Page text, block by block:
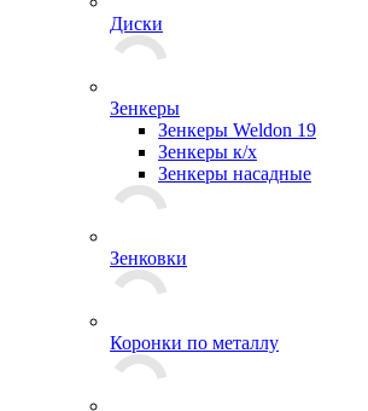
Диски
Зенкеры
Зенкеры Weldon 19
Зенкеры к/х
Зенкеры насадные
Зенковки
Коронки по металлу